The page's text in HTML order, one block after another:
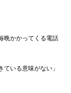
晩かかってくる電話
いる意味がない」